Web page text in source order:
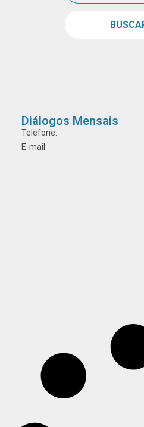
Diálogos Mensais
Telefone:
E-mail: